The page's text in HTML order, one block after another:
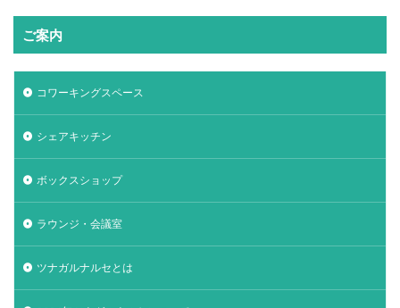
ご案内
コワーキングスペース
シェアキッチン
ボックスショップ
ラウンジ・会議室
ツナガルナルセとは